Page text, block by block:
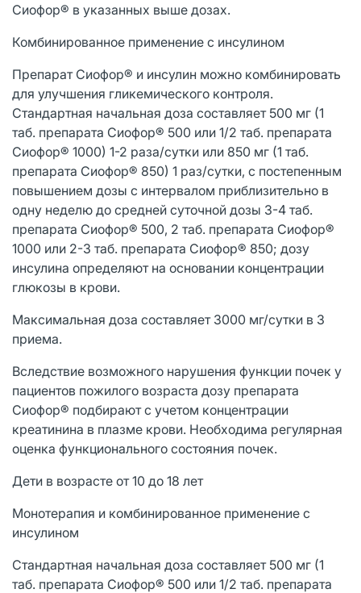
Сиофор® в указанных выше дозах.
Комбинированное применение с инсулином
Препарат Сиофор® и инсулин можно комбинировать
для улучшения гликемического контроля.
Стандартная начальная доза составляет 500 мг (1
таб. препарата Сиофор® 500 или 1/2 таб. препарата
Сиофор® 1000) 1-2 раза/сутки или 850 мг (1 таб.
препарата Сиофор® 850) 1 раз/сутки, с постепенным
повышением дозы с интервалом приблизительно в
одну неделю до средней суточной дозы 3-4 таб.
препарата Сиофор® 500, 2 таб. препарата Сиофор®
1000 или 2-3 таб. препарата Сиофор® 850; дозу
инсулина определяют на основании концентрации
глюкозы в крови.
Максимальная доза составляет 3000 мг/сутки в 3
приема.
Вследствие возможного нарушения функции почек у
пациентов пожилого возраста дозу препарата
Сиофор® подбирают с учетом концентрации
креатинина в плазме крови. Необходима регулярная
оценка функционального состояния почек.
Дети в возрасте от 10 до 18 лет
Монотерапия и комбинированное применение с
инсулином
Стандартная начальная доза составляет 500 мг (1
таб. препарата Сиофор® 500 или 1/2 таб. препарата